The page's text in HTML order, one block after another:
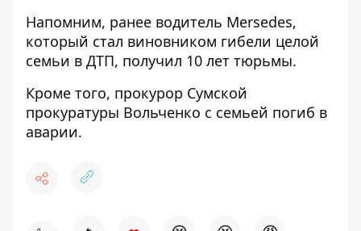
Напомним, ранее водитель Mersedes,
который стал виновником гибели целой
семьи в ДТП, получил 10 лет тюрьмы.
Кроме того, прокурор Сумской
прокуратуры Вольченко с семьей погиб в
аварии.